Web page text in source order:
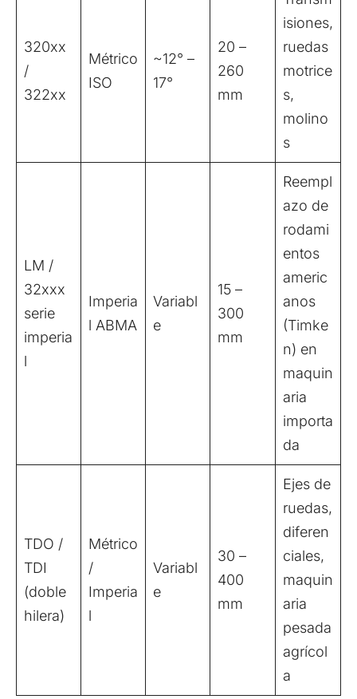
320xx
/
322xx
Métrico
ISO
~12° –
17°
20 –
260
mm
isiones,
ruedas
motrice
s,
molino
s
LM /
32xxx
serie
imperia
l
Imperia
l ABMA
Variabl
e
15 –
300
mm
Reempl
azo de
rodami
entos
americ
anos
(Timke
n) en
maquin
aria
importa
da
TDO /
TDI
(doble
hilera)
Métrico
/
Imperia
l
Variabl
e
30 –
400
mm
Ejes de
ruedas,
diferen
ciales,
maquin
aria
pesada
agrícol
a